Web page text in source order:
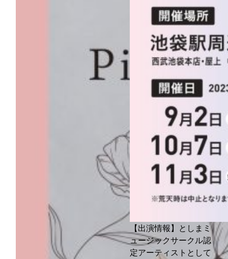
【出演情報】としまミ
ュージックサークル認
定アーティストとして